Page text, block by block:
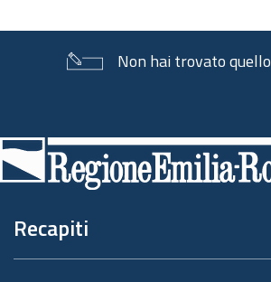
Non hai trovato
di
pagina
Recapiti